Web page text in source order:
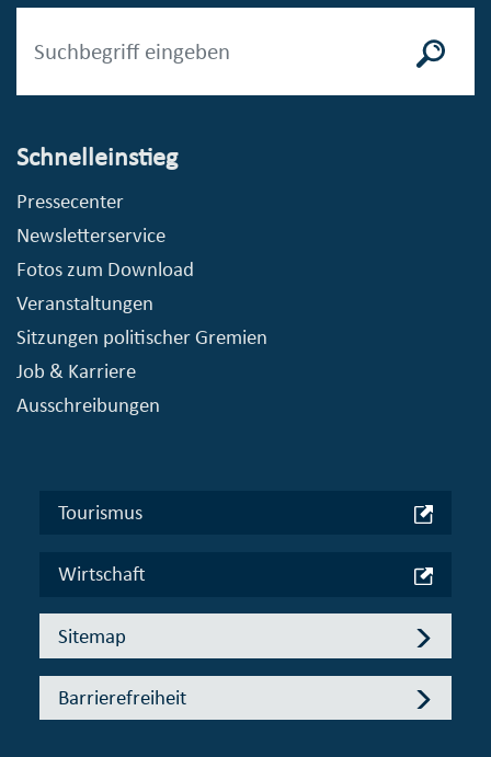
Schnelleinstieg
Pressecenter
Newsletterservice
Fotos zum Download
Veranstaltungen
Sitzungen politischer Gremien
Job & Karriere
Ausschreibungen
Tourismus
Wirtschaft
Sitemap
Barrierefreiheit